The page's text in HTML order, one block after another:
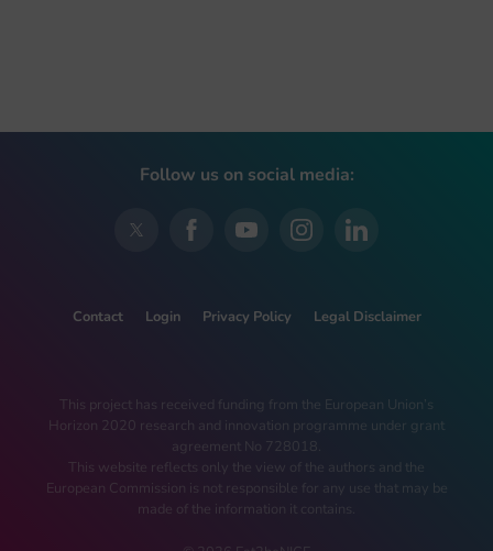
Follow us on social media:
Contact Login Privacy Policy Legal Disclaimer
This project has received funding from the European Union’s
Horizon 2020 research and innovation programme under grant
agreement No 728018.
This website reflects only the view of the authors and the
European Commission is not responsible for any use that may be
made of the information it contains.